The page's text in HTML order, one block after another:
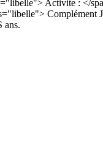
Activite : </
Complément
ans.